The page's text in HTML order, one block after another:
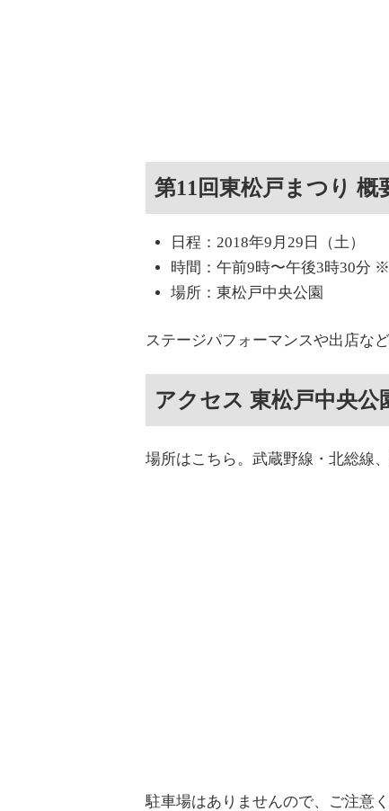
第11回東松戸まつり 概
日程：2018年9月29日（土）
時間：午前9時〜午後3時30分
場所：東松戸中央公園
ステージパフォーマンスや出店など
アクセス 東松戸中央公
場所はこちら。武蔵野線・北総線
駐車場はありませんので、ご注意く